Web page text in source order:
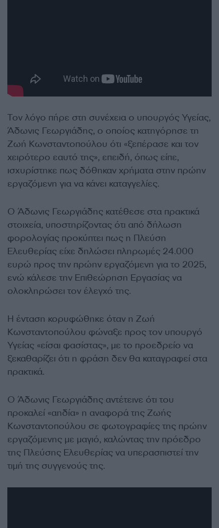
Τον λόγο πήρε στη συνέχεια ο υπουργός Υγείας,
Άδωνις Γεωργιάδης, ο οποίος κατηγόρησε τη
Ζωή Κωνσταντοπούλου ότι «ξεπέρασε και τον
χειρότερο εαυτό της», επειδή, όπως είπε,
ισχυρίστηκε πως δόθηκαν χρήματα στην πρώην
εργαζόμενη για να κάνει καταγγελίες.
Ο Άδωνις Γεωργιάδης κατέθεσε στα πρακτικά
στοιχεία, υποστηρίζοντας ότι από δήλωση
φορολογίας προκύπτει πως η Πλεύση
Ελευθερίας είχε δηλώσει πληρωμές 24.000
ευρώ προς την πρώην εργαζόμενη για το 2025,
ενώ κάλεσε την Επιθεώρηση Εργασίας να
ολοκληρώσει τον έλεγχό της.
Η ένταση κορυφώθηκε όταν η Ζωή
Κωνσταντοπούλου φώναξε προς τον υπουργό
Υγείας «είσαι φασίστας», με το προεδρείο να
ξεκαθαρίζει ότι η φράση δεν θα καταγραφεί στα
πρακτικά.
Ο Άδωνις Γεωργιάδης αντέτεινε ότι του
προκαλεί «αηδία» η αναφορά της Ζωής
Κωνσταντοπούλου σε φωτογραφίες της πρώην
εργαζόμενης με μαγιό, καλώντας την πρόεδρο
της Πλεύσης Ελευθερίας να υπερασπιστεί την
τιμή της συγγενούς της.